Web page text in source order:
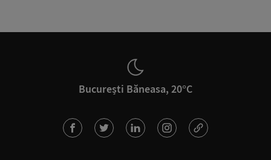
București Băneasa, 20°C